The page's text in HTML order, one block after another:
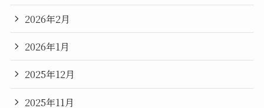
2026年2月
2026年1月
2025年12月
2025年11月